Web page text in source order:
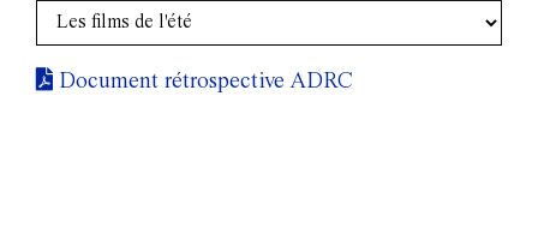
Document rétrospective ADRC